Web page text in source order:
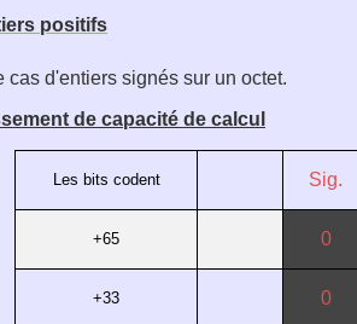
positifs
cas d'entiers signés sur un octet.
de capacité de calcul
Les bits codent Sig.
+65 0
+33 0